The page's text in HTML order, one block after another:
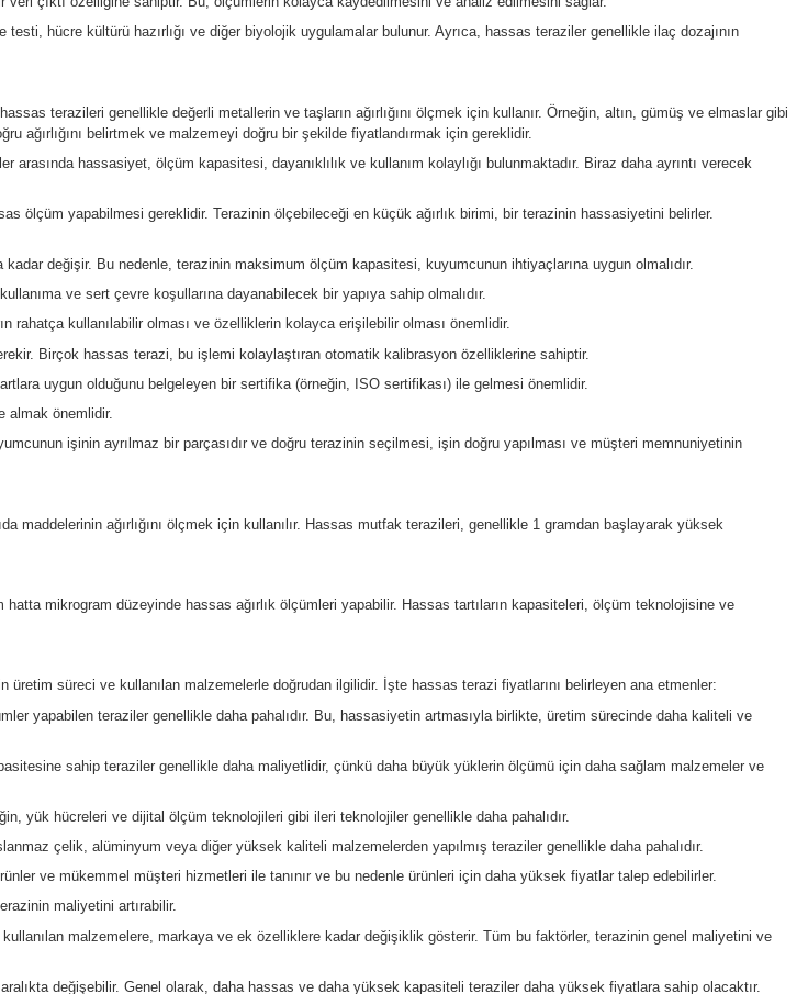
sahip olabilirler. Laboratuvar uygulamaları genellikle yüksek hassasiyet ve doğruluk gerektirir,
genellikle özel bir tasarım ve hava akımını ve sıcaklık değişikliklerini minimumda tutan bir
sağlayan bir veri çıktı özelliğine sahiptir. Bu, ölçümlerin kolayca kaydedilmesini ve analiz
analiz, malzeme testi, hücre kültürü hazırlığı ve diğer biyolojik uygulamalar bulunur. Ayrıca, hassas
için kullanılır.
Kuyumcular, hassas terazileri genellikle değerli metallerin ve taşların ağırlığını ölçmek için
malzemenin doğru ağırlığını belirtmek ve malzemeyi doğru bir şekilde fiyatlandırmak için gereklidir.
Bu faktörler arasında hassasiyet, ölçüm kapasitesi, dayanıklılık ve kullanım kolaylığı
Ayrıca, ağır kullanıma ve sert çevre koşullarına dayanabilecek bir yapıya sahip olmalıdır.
olması, tuşların rahatça kullanılabilir olması ve özelliklerin kolayca erişilebilir olması önemlidir.
arası standartlara uygun olduğunu belgeleyen bir sertifika (örneğin, ISO sertifikası) ile gelmesi
iki faktörü dikkate almak önemlidir.
Genellikle gıda maddelerinin ağırlığını ölçmek için kullanılır. Hassas mutfak terazileri,